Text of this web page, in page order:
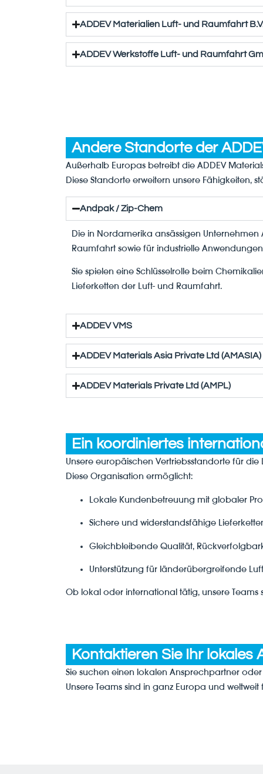
ADDEV Materialien Luft- und Raumfahrt
ADDEV Werkstoffe Luft- und Raumfahrt
Andere Standorte der
Außerhalb Europas betreibt die ADDEV
Diese Standorte erweitern unsere Fähigkeiten,
Andpak / Zip-Chem
Die in Nordamerika ansässigen
Raumfahrt sowie für industrielle Anwendungen
Sie spielen eine Schlüsselrolle beim
Lieferketten der Luft- und Raumfahrt.
ADDEV VMS
ADDEV Materials Asia Private Ltd (AMASIA)
ADDEV Materials Private Ltd (AMPL)
Ein koordiniertes
Unsere europäischen Vertriebsstandorte für
Diese Organisation ermöglicht:
Lokale Kundenbetreuung mit globaler
Sichere und widerstandsfähige
Gleichbleibende Qualität,
Unterstützung für länderübergreifende
Ob lokal oder international tätig, unsere Teams
Kontaktieren Sie Ihr lokales
Sie suchen einen lokalen Ansprechpartner
Unsere Teams sind in ganz Europa und weltweit